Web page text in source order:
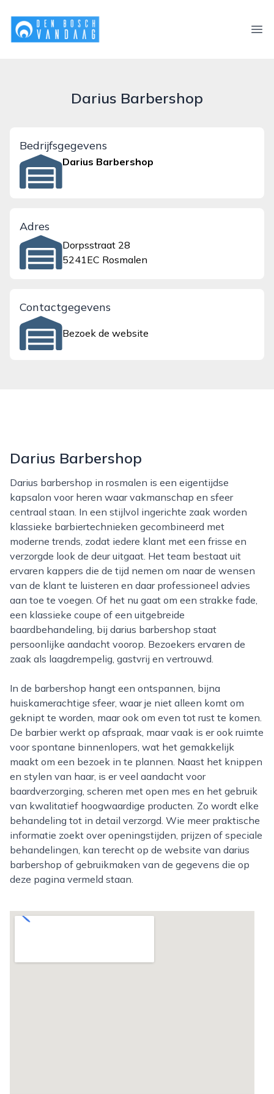
denboschvandaag.nl
Darius Barbershop
Bedrijfsgegevens
Darius Barbershop
Adres
Dorpsstraat 28
5241EC Rosmalen
Contactgegevens
Bezoek de website
Darius Barbershop
Darius barbershop in rosmalen is een eigentijdse
kapsalon voor heren waar vakmanschap en sfeer
centraal staan. In een stijlvol ingerichte zaak worden
klassieke barbiertechnieken gecombineerd met
moderne trends, zodat iedere klant met een frisse en
verzorgde look de deur uitgaat. Het team bestaat uit
ervaren kappers die de tijd nemen om naar de wensen
van de klant te luisteren en daar professioneel advies
aan toe te voegen. Of het nu gaat om een strakke fade,
een klassieke coupe of een uitgebreide
baardbehandeling, bij darius barbershop staat
persoonlijke aandacht voorop. Bezoekers ervaren de
zaak als laagdrempelig, gastvrij en vertrouwd.
In de barbershop hangt een ontspannen, bijna
huiskamerachtige sfeer, waar je niet alleen komt om
geknipt te worden, maar ook om even tot rust te komen.
De barbier werkt op afspraak, maar vaak is er ook ruimte
voor spontane binnenlopers, wat het gemakkelijk
maakt om een bezoek in te plannen. Naast het knippen
en stylen van haar, is er veel aandacht voor
baardverzorging, scheren met open mes en het gebruik
van kwalitatief hoogwaardige producten. Zo wordt elke
behandeling tot in detail verzorgd. Wie meer praktische
informatie zoekt over openingstijden, prijzen of speciale
behandelingen, kan terecht op de website van darius
barbershop of gebruikmaken van de gegevens die op
deze pagina vermeld staan.